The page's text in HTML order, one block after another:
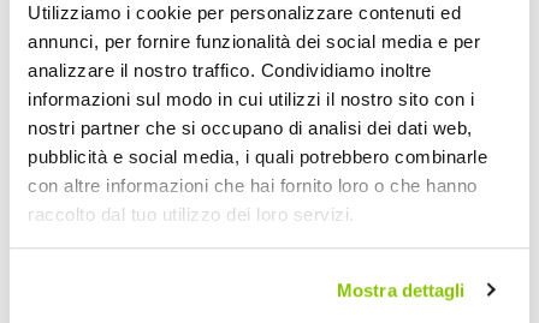
Utilizziamo i cookie per personalizzare contenuti ed
annunci, per fornire funzionalità dei social media e per
analizzare il nostro traffico. Condividiamo inoltre
informazioni sul modo in cui utilizzi il nostro sito con i
nostri partner che si occupano di analisi dei dati web,
pubblicità e social media, i quali potrebbero combinarle
con altre informazioni che hai fornito loro o che hanno
raccolto dal tuo utilizzo dei loro servizi.
Mostra dettagli
Informazioni
8033706258774
No
Moto
Occhiali da sole
Lente verde specchio
22gr
1
Prezzo speciale